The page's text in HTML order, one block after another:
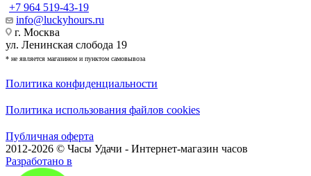
+7 964 519-43-19
info@luckyhours.ru
г. Москва
ул. Ленинская слобода 19
* не является магазином и пунктом самовывоза
Политика конфиденциальности
Политика использования файлов cookies
Публичная оферта
2012-2026 © Часы Удачи - Интернет-магазин часов
Разработано в